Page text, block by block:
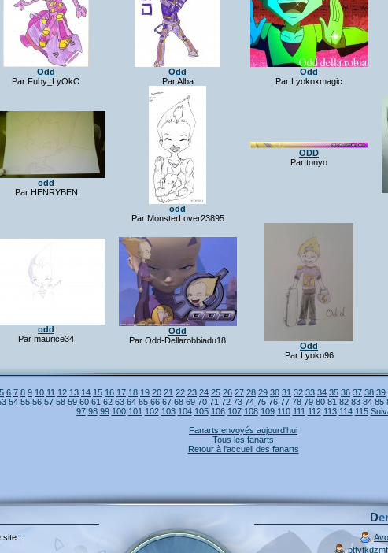
Odd
Par Fuby_LyOkO
Odd
Par Alba
Odd
Par Lyokoxmagic
odd
Par HENRYBEN
odd
Par MonsterLover23895
ODD
Par tonyo
odd
Par maurice34
Odd
Par Odd-Dellarobbiadu18
Odd
Par Lyoko96
5 6 7 8 9 10 11 12 13 14 15 16 17 18 19 20 21 22 23 24 25 26 27 28 29 30 31 32 33 34 35 36 37 38 39
54 55 56 57 58 59 60 61 62 63 64 65 66 67 68 69 70 71 72 73 74 75 76 77 78 79 80 81 82 83 84 85
97 98 99 100 101 102 103 104 105 106 107 108 109 110 111 112 113 114 115
Fanarts envoyés aujourd'hui
Tous les fanarts
Retour à l'accueil des fanarts
site !
pttytkdzmf